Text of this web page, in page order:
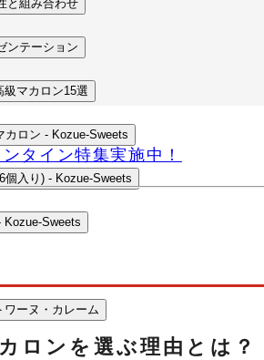
と組み合わせ
ンテーション
級マカロン15選
カロン - Kozue-Sweets
個入り) - Kozue-Sweets
Kozue-Sweets
ワーヌ・カレーム
B
タイン特集実施中！
ロンを選ぶ理由とは？